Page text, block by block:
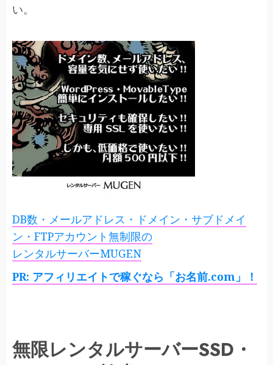
い。
DB数・メールアドレス・ドメイン・サブドメイ
ン・FTPアカウント無制限の
レンタルサーバーMUGEN
PR: アフィリエイトで稼ぐなら「お名前.com」！
無限レンタルサーバーSSD・